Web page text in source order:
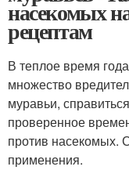
насекомых
рецептам
В теплое время
множество
муравьи,
проверенное
против насекомых.
применения.